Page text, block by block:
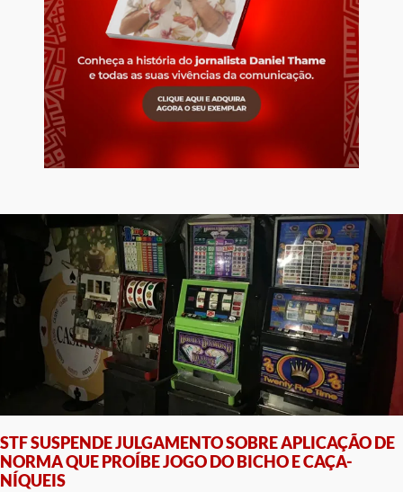
STF SUSPENDE JULGAMENTO SOBRE APLICAÇÃO DE
NORMA QUE PROÍBE JOGO DO BICHO E CAÇA-
NÍQUEIS